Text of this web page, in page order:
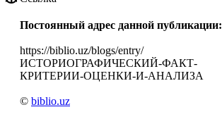
Постоянный адрес данной публикации:
https://biblio.uz/blogs/entry/
ИСТОРИОГРАФИЧЕСКИЙ-ФАКТ-
КРИТЕРИИ-ОЦЕНКИ-И-АНАЛИЗА
© biblio.uz